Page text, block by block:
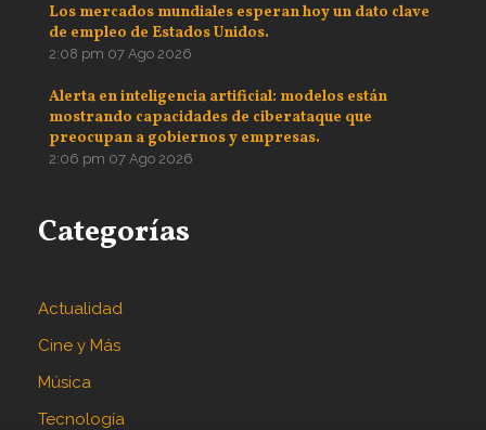
Los mercados mundiales esperan hoy un dato clave
de empleo de Estados Unidos.
2:08 pm 07 Ago 2026
Alerta en inteligencia artificial: modelos están
mostrando capacidades de ciberataque que
preocupan a gobiernos y empresas.
2:06 pm 07 Ago 2026
Categorías
Actualidad
Cine y Más
Música
Tecnología